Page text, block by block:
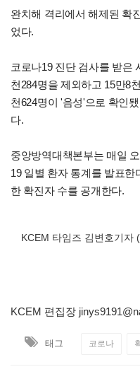
완치해 격리에서 해제된 확
었다.
코로나19 진단 검사를 받은
천284명을 제외하고 15만8
천624명이 '음성'으로 확인
다.
중앙방역대책본부는 매일
19 일별 환자 통계를 발표한
한 확진자 수를 공개한다.
KCEM 타임즈 김변호기자
KCEM 편집장
태그 코로나